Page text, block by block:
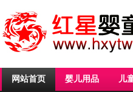
网站首页 婴儿用品 儿